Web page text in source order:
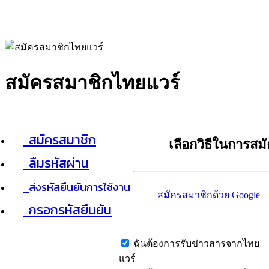
สมัครสมาชิกไทยแวร์
สมัครสมาชิก
ลืมรหัสผ่าน
ส่งรหัสยืนยันการใช้งาน
กรอกรหัสยืนยัน
เลือกวิธีในการส
สมัครสมาชิกด้วย Google
ฉันต้องการรับข่าวสารจากไทย
แวร์